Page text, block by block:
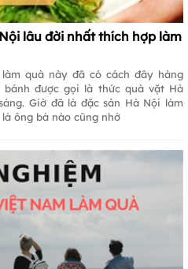
lâu đời nhất thích hợp làm
quà này đã có cách đây hàng
được gọi là thức quà vặt Hà
Giờ đã là đặc sản Hà Nội làm
ông bà nào cũng nhớ